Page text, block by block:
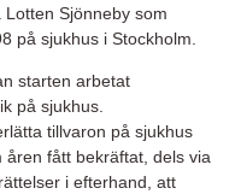
Sjönneby som
på sjukhus i Stockholm.
starten arbetat
på sjukhus.
tillvaron på sjukhus
fått bekräftat, dels via
i efterhand, att